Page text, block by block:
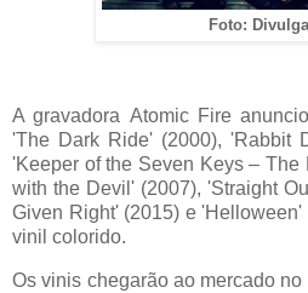
Foto:
A gravadora Atomic Fire
'The Dark Ride' (2000), 'Rabbit
'Keeper of the Seven Keys – The
with the Devil' (2007), 'Straight
Given Right' (2015) e
vinil colorido.
Os vinis chegarão ao mercado